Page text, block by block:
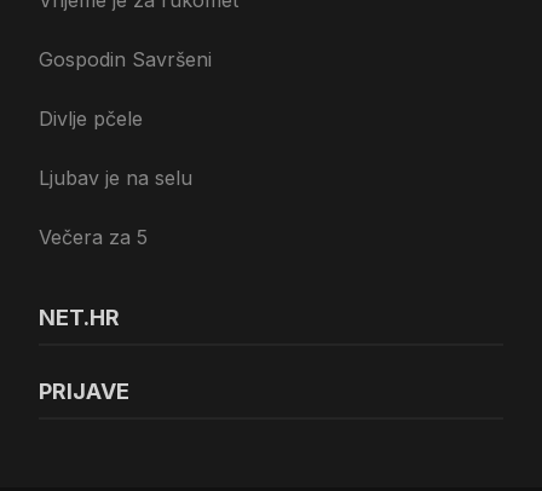
Gospodin Savršeni
Divlje pčele
Ljubav je na selu
Večera za 5
NET.HR
PRIJAVE